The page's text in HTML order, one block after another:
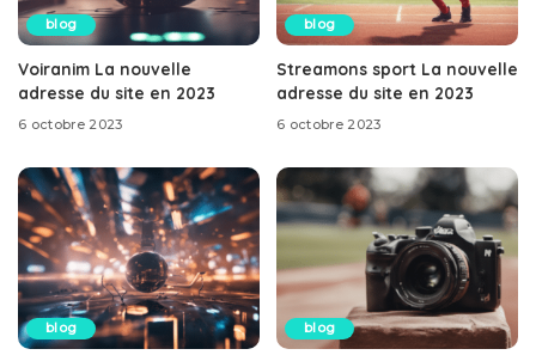
blog
Voiranim La nouvelle
adresse du site en 2023
6 octobre 2023
blog
Streamons sport La nouvelle
adresse du site en 2023
6 octobre 2023
blog blog